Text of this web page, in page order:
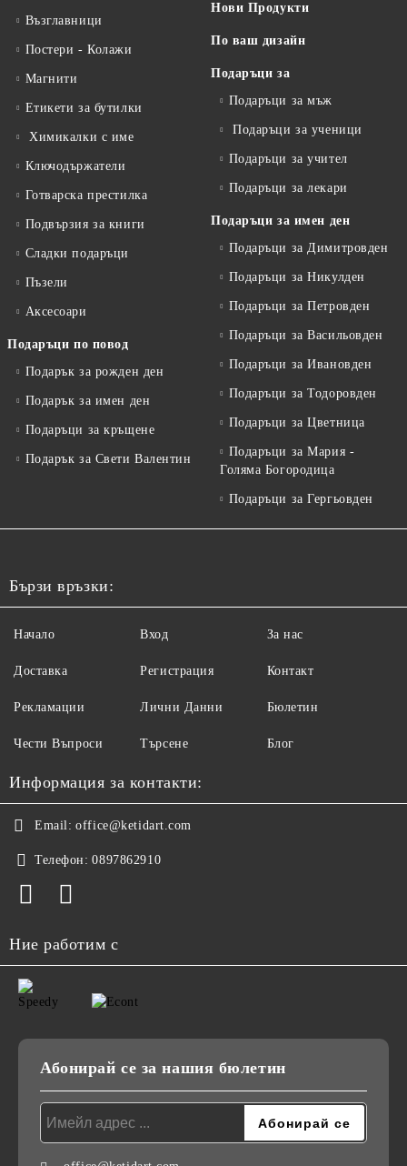
Възглавници
Постери - Колажи
Магнити
Етикети за бутилки
Химикалки с име
Ключодържатели
Готварска престилка
Подвързия за книги
Сладки подаръци
Пъзели
Аксесоари
Подаръци по повод
Подарък за рожден ден
Подарък за имен ден
Подаръци за кръщене
Подарък за Свети Валентин
Нови Продукти
По ваш дизайн
Подаръци за
Подаръци за мъж
Подаръци за ученици
Подаръци за учител
Подаръци за лекари
Подаръци за имен ден
Подаръци за Димитровден
Подаръци за Никулден
Подаръци за Петровден
Подаръци за Васильовден
Подаръци за Ивановден
Подаръци за Тодоровден
Подаръци за Цветница
Подаръци за Мария -
Голяма Богородица
Подаръци за Гергьовден
Бързи връзки:
Начало
Доставка
Рекламации
Чести Въпроси
Вход
Регистрация
Лични Данни
Търсене
За нас
Контакт
Бюлетин
Блог
Информация за контакти:
Email: office@ketidart.com
Телефон: 0897862910
Ние работим с
Абонирай се за нашия бюлетин